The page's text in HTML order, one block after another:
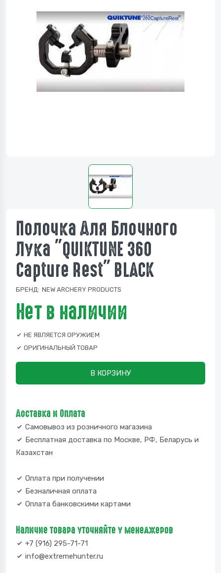
Полочка Для Блочного
Лука "QUIKTUNE 360
Capture Rest" BLACK
БРЕНД: NEW ARCHERY PRODUCTS
Нет в наличии
НЕ ЯВЛЯЕТСЯ ОРУЖИЕМ
ОРИГИНАЛЬНЫЙ ТОВАР
В КОРЗИНУ
Доставка и Оплата
Самовывоз из розничного магазина
Бесплатная доставка по Москве, РФ, Беларусь и
Казахстан
Оплата при получении
Безналичная оплата
Оплата банковскими картами
Наличие товара уточняйте у менеджеров
+7 (916) 295-71-71
info@extremehunter.ru